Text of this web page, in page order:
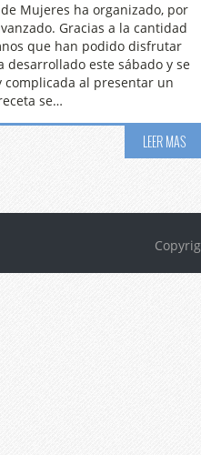
Mujeres ha organizado, por
Gracias a la cantidad
que han podido disfrutar
desarrollado este sábado y se
complicada al presentar un
se…
LEER MAS